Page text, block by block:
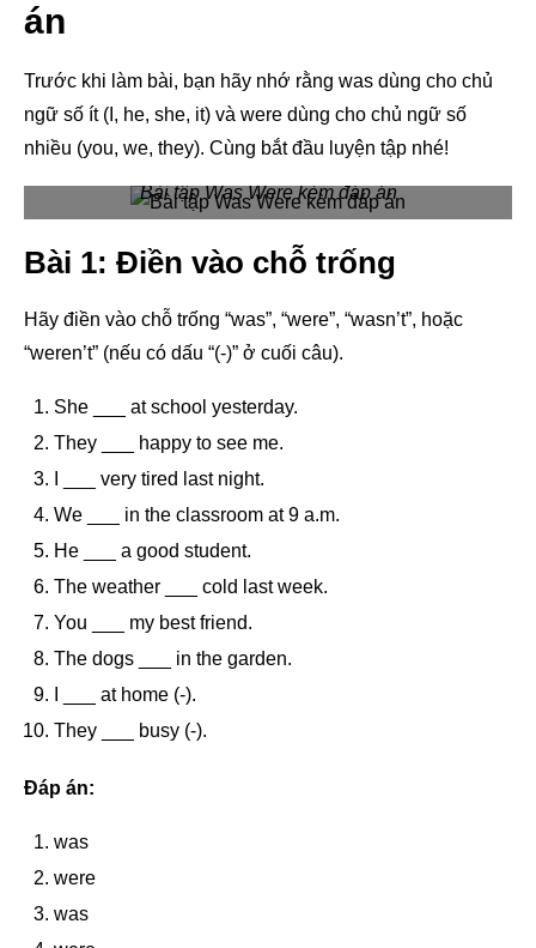
án
Trước khi làm bài, bạn hãy nhớ rằng was dùng cho chủ
ngữ số ít (I, he, she, it) và were dùng cho chủ ngữ số
nhiều (you, we, they). Cùng bắt đầu luyện tập nhé!
Bài tập Was Were kèm đáp án
Bài 1: Điền vào chỗ trống
Hãy điền vào chỗ trống “was”, “were”, “wasn’t”, hoặc
“weren’t” (nếu có dấu “(-)” ở cuối câu).
She ___ at school yesterday.
They ___ happy to see me.
I ___ very tired last night.
We ___ in the classroom at 9 a.m.
He ___ a good student.
The weather ___ cold last week.
You ___ my best friend.
The dogs ___ in the garden.
I ___ at home (-).
They ___ busy (-).
Đáp án:
was
were
was